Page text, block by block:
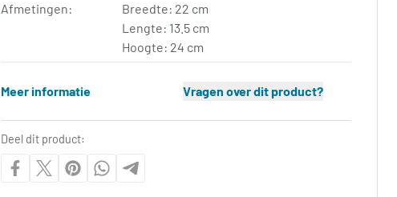
Afmetingen:
Breedte: 22 cm
Lengte: 13.5 cm
Hoogte: 24 cm
Meer informatie Vragen over dit product?
Deel dit product: